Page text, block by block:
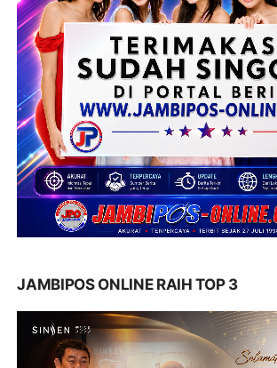
JAMBIPOS ONLINE RAIH TOP 3